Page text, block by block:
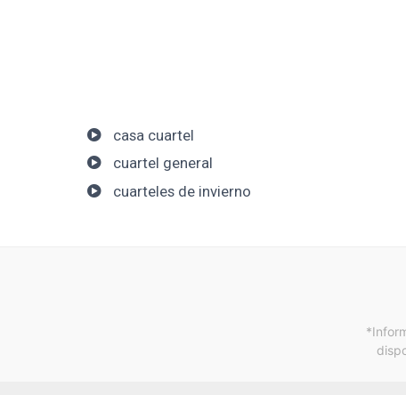
casa cuartel
cuartel general
cuarteles de invierno